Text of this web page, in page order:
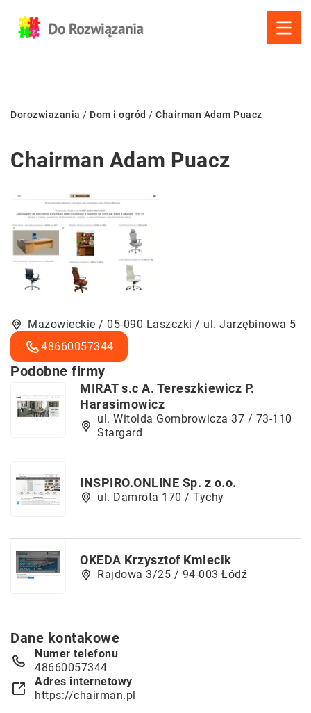
Dorozwiazania / Dom i ogród / Chairman Adam Puacz
Chairman Adam Puacz
Mazowieckie / 05-090 Laszczki / ul. Jarzębinowa 5
48660057344
Podobne firmy
MIRAT s.c A. Tereszkiewicz P.
Harasimowicz
ul. Witolda Gombrowicza 37 / 73-110
Stargard
INSPIRO.ONLINE Sp. z o.o.
ul. Damrota 170 / Tychy
OKEDA Krzysztof Kmiecik
Rajdowa 3/25 / 94-003 Łódź
Dane kontakowe
Numer telefonu
48660057344
Adres internetowy
https://chairman.pl